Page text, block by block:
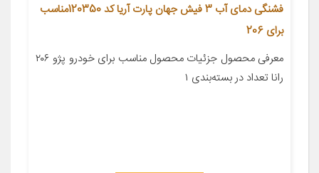
فشنگی دمای آب 3 فیش جهان پارت آریا کد 120350مناسب
برای 206
معرفی محصول جزئیات محصول مناسب برای خودرو پژو ۲۰۶
رانا تعداد در بسته‌بندی ۱